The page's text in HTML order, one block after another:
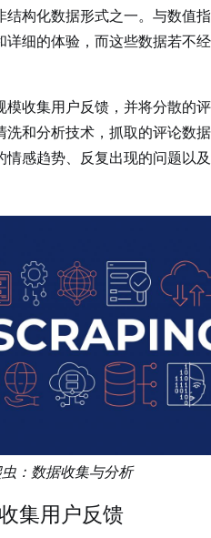
构化数据形式之一。与数值
细的体验，而这些数据若不
模收集用户反馈，并将分散的
和分析技术，抓取的评论数
感趋势、反复出现的问题以
：数据收集与分析
集用户反馈